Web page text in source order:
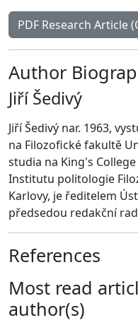
PDF Research Article
Author
Jiří Šedivý
Jiří Šedivý nar. 1963,
na Filozofické fakultě
studia na King's
Institutu politologie
Karlovy, je ředitelem
předsedou redakční
References
Most read
author(s)